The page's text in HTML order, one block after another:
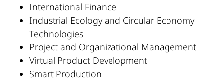
International Finance
Industrial Ecology and Circular Economy
Technologies
Project and Organizational Management
Virtual Product Development
Smart Production